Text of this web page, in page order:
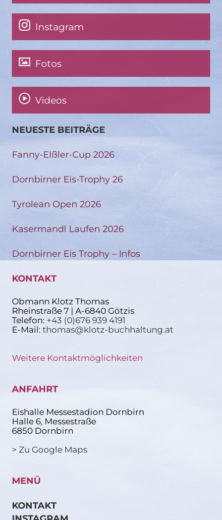
Instagram
Fotos
Videos
NEUESTE BEITRÄGE
Fanny-Elßler-Cup 2026
Dornbirner Eis-Trophy 26
Tyrolean Open 2026
Kasermandl Laufen 2026
Dornbirner Eis Trophy – Infos
KONTAKT
Obmann Klotz Thomas
Rheinstraße 7 | A-6840 Götzis
Telefon: +43 (0)676 939 4191
E-Mail: thomas@klotz-buchhaltung.at
Weitere Kontaktmöglichkeiten
ANFAHRT
Eishalle Messestadion Dornbirn
Halle 6, Messestraße
6850 Dornbirn
> Zu Google Maps
MENÜ
KONTAKT